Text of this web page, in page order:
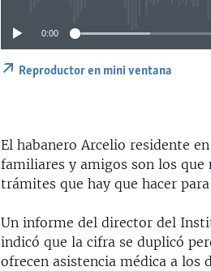
0:00
Reproductor en mini ventana
El habanero Arcelio residente
familiares y amigos son los que
trámites que hay que hacer
Un informe del director del
indicó que la cifra se duplicó
ofrecen asistencia médica a los